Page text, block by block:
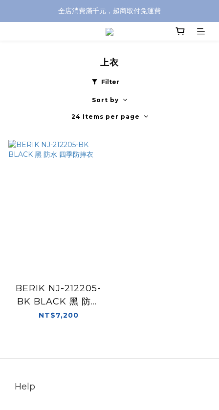
全店消費滿千元，超商取付免運費
全店消費滿千元，超商取付免運費
註冊即贈100元購物金，完整註冊加碼50元購物點數➟➟➟
上衣
Filter
Sort by
24 Items per page
BERIK NJ-212205-
BK BLACK 黑 防水
四季防摔衣
NT$7,200
Help